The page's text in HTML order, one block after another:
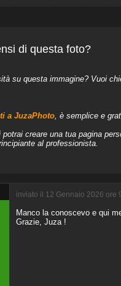
di questa foto?
su questa immagine? Vuoi
a JuzaPhoto, è semplice e
creare una tua pagina
al professionista.
inviato il 12 Gennaio 2026 ore
Manco la conoscevo e qui
Grazie, Juza !